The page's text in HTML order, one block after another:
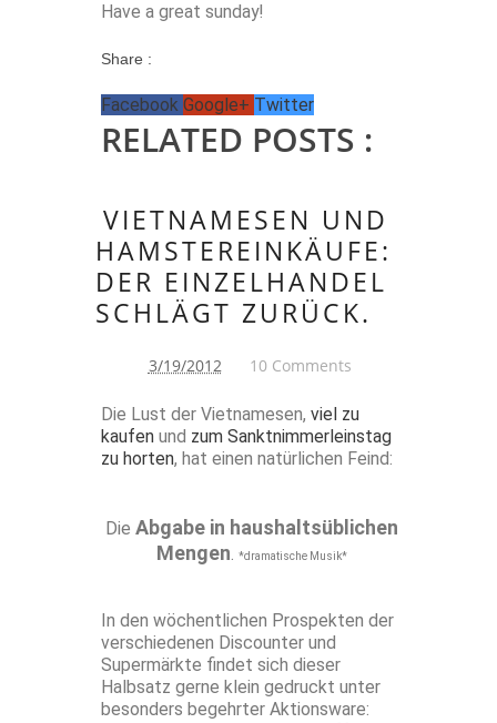
Have a great sunday!
Share :
Facebook Google+ Twitter
RELATED POSTS :
VIETNAMESEN UND
HAMSTEREINKÄUFE:
DER EINZELHANDEL
SCHLÄGT ZURÜCK.
3/19/2012 10 Comments
Die Lust der Vietnamesen, viel zu
kaufen und zum Sanktnimmerleinstag
zu horten, hat einen natürlichen Feind:
Die Abgabe in haushaltsüblichen
Mengen. *dramatische Musik*
In den wöchentlichen Prospekten der
verschiedenen Discounter und
Supermärkte findet sich dieser
Halbsatz gerne klein gedruckt unter
besonders begehrter Aktionsware: